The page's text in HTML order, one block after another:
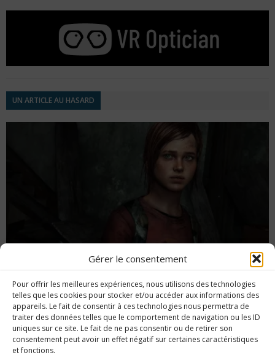
Gérer le consentement
Pour offrir les meilleures expériences, nous utilisons des technologies
telles que les cookies pour stocker et/ou accéder aux informations des
appareils. Le fait de consentir à ces technologies nous permettra de
traiter des données telles que le comportement de navigation ou les ID
uniques sur ce site. Le fait de ne pas consentir ou de retirer son
consentement peut avoir un effet négatif sur certaines caractéristiques
et fonctions.
UN ARTICLE AU HASARD
Goodies : sackboy Ellie
Imerod.fr est un site traitant de l'univers du jeu vidéo. Toute